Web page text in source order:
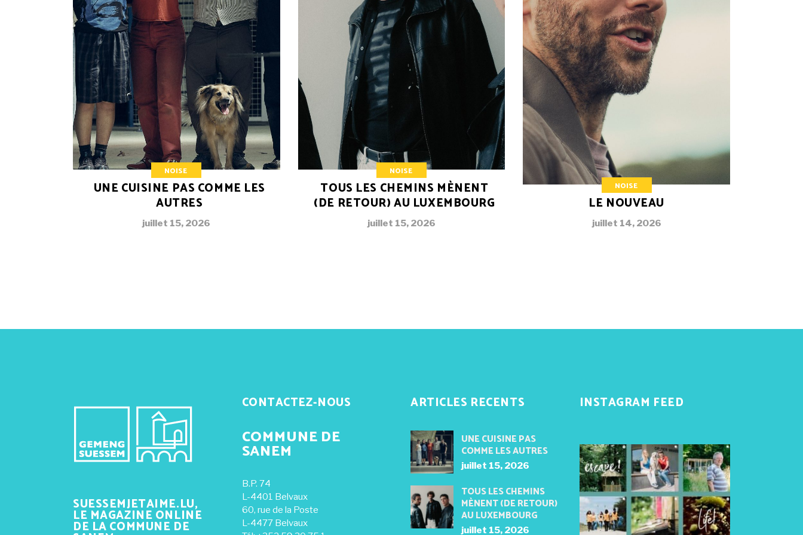
NOISE
UNE CUISINE PAS COMME LES
AUTRES
juillet 15, 2026
NOISE
TOUS LES CHEMINS MÈNENT
(DE RETOUR) AU LUXEMBOURG
juillet 15, 2026
NOISE
LE NOUVEAU
juillet 14, 2026
SUESSEMJETAIME.LU,
LE MAGAZINE ONLINE
DE LA COMMUNE DE
CONTACTEZ-NOUS
COMMUNE DE
SANEM
B.P. 74
L-4401 Belvaux
60, rue de la Poste
L-4477 Belvaux
ARTICLES RECENTS
UNE CUISINE PAS
COMME LES AUTRES
juillet 15, 2026
TOUS LES CHEMINS
MÈNENT (DE RETOUR)
AU LUXEMBOURG
juillet 15, 2026
INSTAGRAM FEED